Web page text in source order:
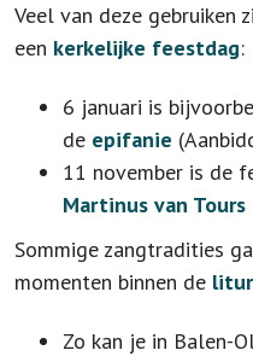
Veel van deze gebruiken
een kerkelijke feestdag:
6 januari is
de epifanie
11 november is de
Martinus van Tours
Sommige zangtradities
momenten binnen de
Zo kan je in Balen-